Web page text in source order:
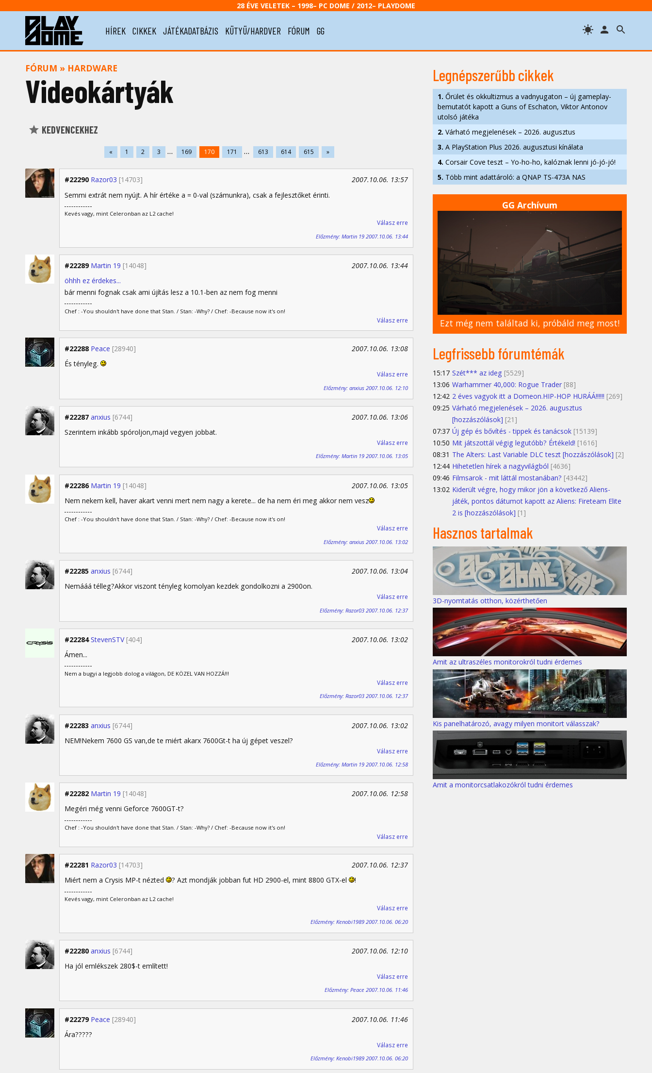
28 ÉVE VELETEK – 1998– PC DOME / 2012– PLAYDOME
HÍREK CIKKEK JÁTÉKADATBÁZIS KÜTYÜ/HARDVER FÓRUM GG
FÓRUM » HARDWARE
Videokártyák
KEDVENCEKHEZ
« 1 2 3 ... 169 170 171 ... 613 614 615 »
#22290 Razor03 [14703]
2007.10.06. 13:57
Semmi extrát nem nyújt. A hír értéke a = 0-val (számunkra), csak a fejlesztőket érinti.
Kevés vagy, mint Celeronban az L2 cache!
Válasz erre
Előzmény: Martin 19 2007.10.06. 13:44
#22289 Martin 19 [14048]
2007.10.06. 13:44
öhhh ez érdekes...
bár menni fognak csak ami újítás lesz a 10.1-ben az nem fog menni
Chef : -You shouldn't have done that Stan. / Stan: -Why? / Chef: -Because now it's on!
Válasz erre
#22288 Peace [28940]
2007.10.06. 13:08
És tényleg.
Válasz erre
Előzmény: anxius 2007.10.06. 12:10
#22287 anxius [6744]
2007.10.06. 13:06
Szerintem inkább spóroljon,majd vegyen jobbat.
Válasz erre
Előzmény: Martin 19 2007.10.06. 13:05
#22286 Martin 19 [14048]
2007.10.06. 13:05
Nem nekem kell, haver akart venni mert nem nagy a kerete... de ha nem éri meg akkor nem vesz
Chef : -You shouldn't have done that Stan. / Stan: -Why? / Chef: -Because now it's on!
Válasz erre
Előzmény: anxius 2007.10.06. 13:02
#22285 anxius [6744]
2007.10.06. 13:04
Nemááá télleg?Akkor viszont tényleg komolyan kezdek gondolkozni a 2900on.
Válasz erre
Előzmény: Razor03 2007.10.06. 12:37
#22284 StevenSTV [404]
2007.10.06. 13:02
Ámen...
Nem a bugyi a legjobb dolog a világon, DE KÖZEL VAN HOZZÁ!!!
Válasz erre
Előzmény: Razor03 2007.10.06. 12:37
#22283 anxius [6744]
2007.10.06. 13:02
NEM!Nekem 7600 GS van,de te miért akarx 7600Gt-t ha új gépet veszel?
Válasz erre
Előzmény: Martin 19 2007.10.06. 12:58
#22282 Martin 19 [14048]
2007.10.06. 12:58
Megéri még venni Geforce 7600GT-t?
Chef : -You shouldn't have done that Stan. / Stan: -Why? / Chef: -Because now it's on!
Válasz erre
#22281 Razor03 [14703]
2007.10.06. 12:37
Miért nem a Crysis MP-t nézted
? Azt mondják jobban fut HD 2900-el, mint 8800 GTX-el !
Kevés vagy, mint Celeronban az L2 cache!
Válasz erre
Előzmény: Kenobi1989 2007.10.06. 06:20
#22280 anxius [6744]
2007.10.06. 12:10
Ha jól emlékszek 280$-t említett!
Válasz erre
Előzmény: Peace 2007.10.06. 11:46
#22279 Peace [28940]
2007.10.06. 11:46
Ára?????
Válasz erre
Előzmény: Kenobi1989 2007.10.06. 06:20
Legnépszerűbb cikkek
1. Őrület és okkultizmus a vadnyugaton – új gameplay-
bemutatót kapott a Guns of Eschaton, Viktor Antonov
utolsó játéka
2. Várható megjelenések – 2026. augusztus
3. A PlayStation Plus 2026. augusztusi kínálata
4. Corsair Cove teszt – Yo-ho-ho, kalóznak lenni jó-jó-jó!
5. Több mint adattároló: a QNAP TS-473A NAS
GG Archívum
Ezt még nem találtad ki, próbáld meg most!
Legfrissebb fórumtémák
15:17 Szét*** az ideg [5529]
13:06 Warhammer 40,000: Rogue Trader [88]
12:42 2 éves vagyok itt a Domeon.HIP-HOP HURÁÁ!!!!!! [269]
09:25 Várható megjelenések – 2026. augusztus
[hozzászólások] [21]
07:37 Új gép és bővítés - tippek és tanácsok [15139]
10:50 Mit játszottál végig legutóbb? Értékeld! [1616]
08:31 The Alters: Last Variable DLC teszt [hozzászólások] [2]
12:44 Hihetetlen hírek a nagyvilágból [4636]
09:46 Filmsarok - mit láttál mostanában? [43442]
13:02 Kiderült végre, hogy mikor jön a következő Aliens-
játék, pontos dátumot kapott az Aliens: Fireteam Elite
2 is [hozzászólások] [1]
Hasznos tartalmak
3D-nyomtatás otthon, közérthetően
Amit az ultraszéles monitorokról tudni érdemes
Kis panelhatározó, avagy milyen monitort válasszak?
Amit a monitorcsatlakozókról tudni érdemes